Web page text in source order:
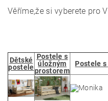
Věříme,že si vyberete pro
Dětské
postele
Postele s
úložným
prostorem
Postele